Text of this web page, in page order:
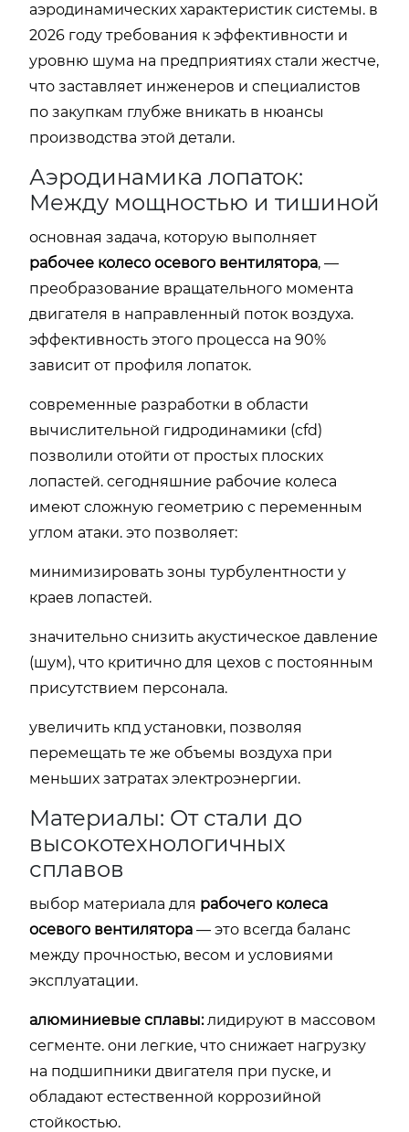
аэродинамических характеристик системы. в
2026 году требования к эффективности и
уровню шума на предприятиях стали жестче,
что заставляет инженеров и специалистов
по закупкам глубже вникать в нюансы
производства этой детали.
Аэродинамика лопаток:
Между мощностью и тишиной
основная задача, которую выполняет
рабочее колесо осевого вентилятора, —
преобразование вращательного момента
двигателя в направленный поток воздуха.
эффективность этого процесса на 90%
зависит от профиля лопаток.
современные разработки в области
вычислительной гидродинамики (cfd)
позволили отойти от простых плоских
лопастей. сегодняшние рабочие колеса
имеют сложную геометрию с переменным
углом атаки. это позволяет:
минимизировать зоны турбулентности у
краев лопастей.
значительно снизить акустическое давление
(шум), что критично для цехов с постоянным
присутствием персонала.
увеличить кпд установки, позволяя
перемещать те же объемы воздуха при
меньших затратах электроэнергии.
Материалы: От стали до
высокотехнологичных
сплавов
выбор материала для рабочего колеса
осевого вентилятора — это всегда баланс
между прочностью, весом и условиями
эксплуатации.
алюминиевые сплавы:лидируют в массовом
сегменте. они легкие, что снижает нагрузку
на подшипники двигателя при пуске, и
обладают естественной коррозийной
стойкостью.